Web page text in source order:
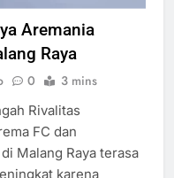
Aremania
Raya
0 3 mins
Rivalitas
FC dan
Malang Raya terasa
karena